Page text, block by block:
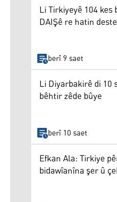
Li Tirkiyeyê 104
DAIŞê re hatin
berî 9 saet
Li Diyarbakirê di 10
bêhtir zêde bûye
berî 10 saet
Efkan Ala: Tirkiye
bidawîanîna şer û